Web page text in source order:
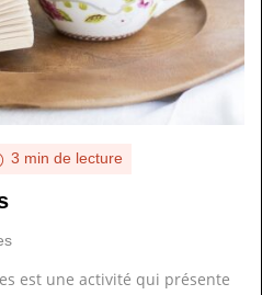
3 min de lecture
est une activité qui présente